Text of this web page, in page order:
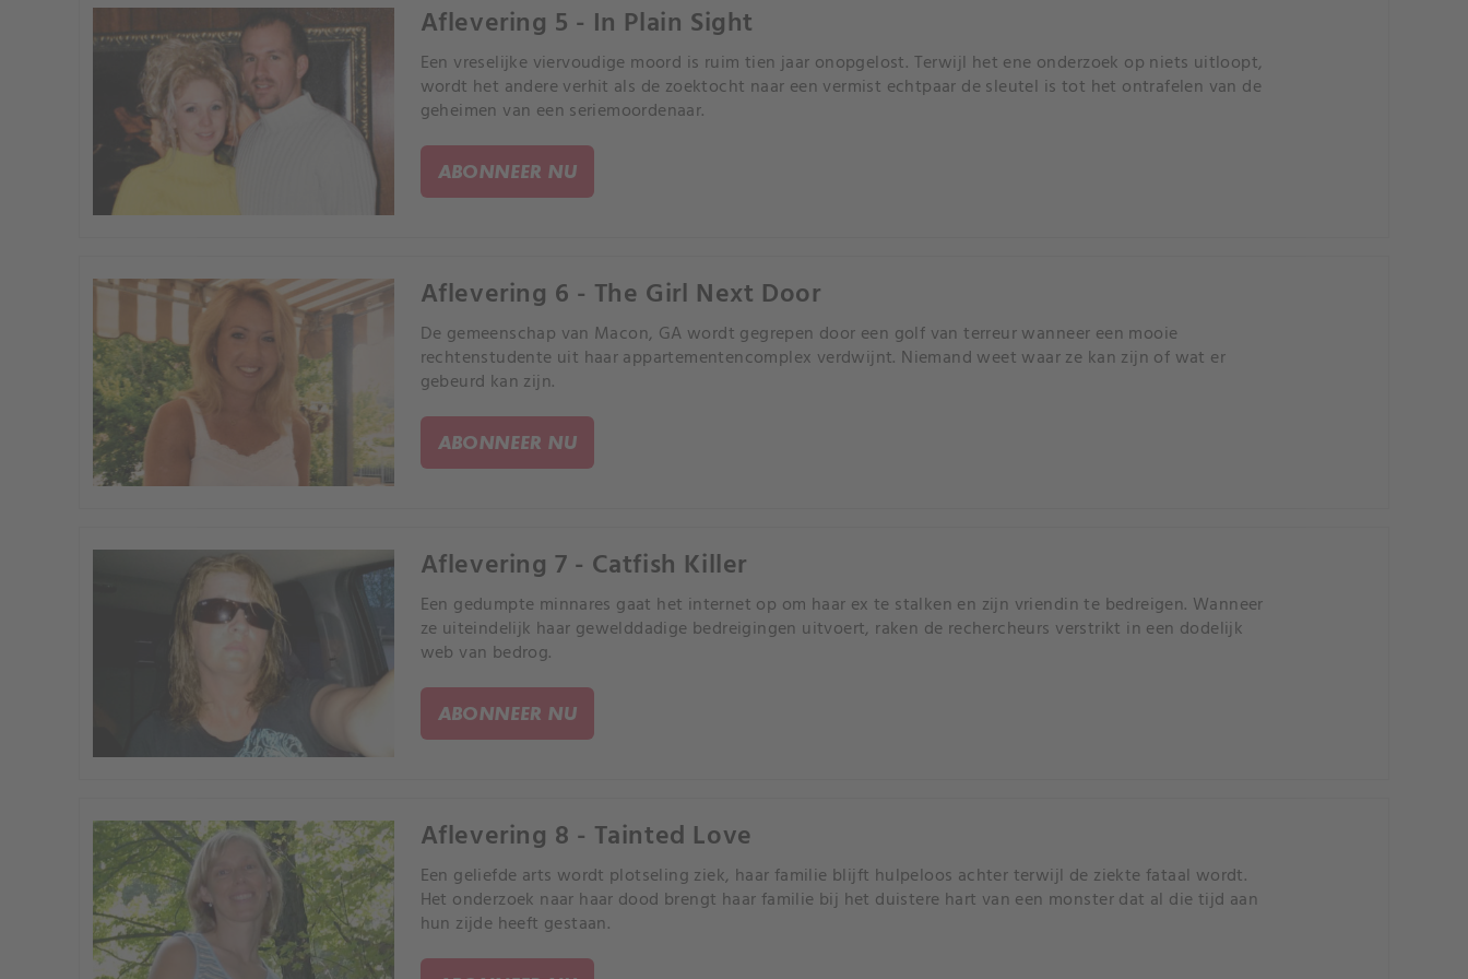
Aflevering 5 - In Plain Sight
Een vreselijke viervoudige moord is ruim tien jaar onopgelost. Terwijl het ene onderzoek op niets uitloopt,
wordt het andere verhit als de zoektocht naar een vermist echtpaar de sleutel is tot het ontrafelen van de
geheimen van een seriemoordenaar.
ABONNEER NU
Aflevering 6 - The Girl Next Door
De gemeenschap van Macon, GA wordt gegrepen door een golf van terreur wanneer een mooie
rechtenstudente uit haar appartementencomplex verdwijnt. Niemand weet waar ze kan zijn of wat er
gebeurd kan zijn.
ABONNEER NU
Aflevering 7 - Catfish Killer
Een gedumpte minnares gaat het internet op om haar ex te stalken en zijn vriendin te bedreigen. Wanneer
ze uiteindelijk haar gewelddadige bedreigingen uitvoert, raken de rechercheurs verstrikt in een dodelijk
web van bedrog.
ABONNEER NU
Aflevering 8 - Tainted Love
Een geliefde arts wordt plotseling ziek, haar familie blijft hulpeloos achter terwijl de ziekte fataal wordt.
Het onderzoek naar haar dood brengt haar familie bij het duistere hart van een monster dat al die tijd aan
hun zijde heeft gestaan.